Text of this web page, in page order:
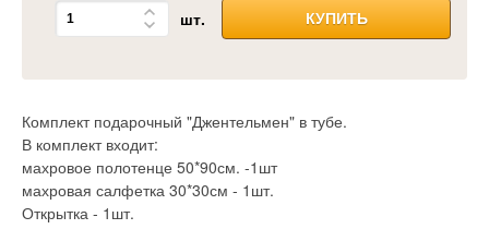
шт. КУПИТЬ
Комплект подарочный "Джентельмен" в тубе.
В комплект входит:
махровое полотенце 50*90см. -1шт
махровая салфетка 30*30см - 1шт.
Открытка - 1шт.